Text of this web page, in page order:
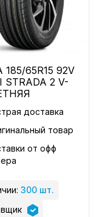
65R15 92V
STRADA 2 V-
доставка
товар
от офф
300 шт.